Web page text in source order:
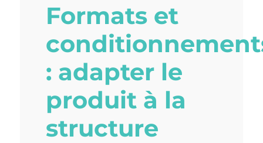
Formats et
: adapter le
produit à la
structure